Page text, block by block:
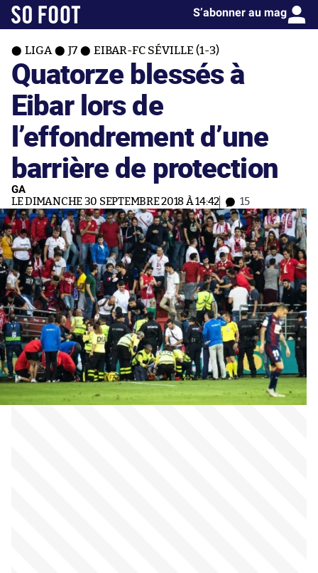
S’abonner au mag
LIGA J7 EIBAR-FC SÉVILLE (1-3)
Quatorze blessés à
Eibar lors de
l’effondrement d’une
barrière de protection
GA
LE DIMANCHE 30 SEPTEMBRE 2018 À 14:42 15